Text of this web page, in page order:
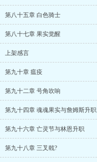
第八十五章 白色骑士
第八十七章 果实觉醒
上架感言
第九十章 瘟疫
第九十二章 号角吹响
第九十四章 魂魂果实与詹姆斯升职
第九十六章 亡灵节与林恩升职
第九十八章 三叉戟?